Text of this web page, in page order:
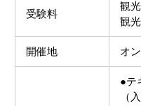
受験料
観
観
開催地 オ
●テ
（